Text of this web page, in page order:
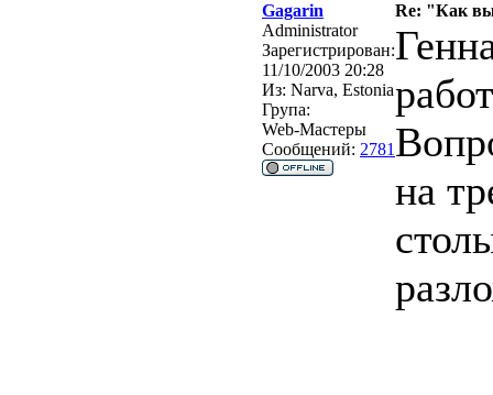
Gagarin
Re: "Как
Administrator
Зарегистрирован:
11/10/2003 20:28
Из: Narva, Estonia
Група:
Web-Мастеры
Сообщений: 2781
на